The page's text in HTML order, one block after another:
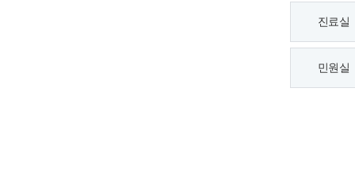
진료실
민원실